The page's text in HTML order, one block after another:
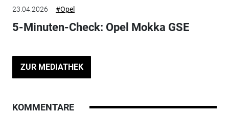
23.04.2026 #Opel
5-Minuten-Check: Opel Mokka GSE
ZUR MEDIATHEK
KOMMENTARE